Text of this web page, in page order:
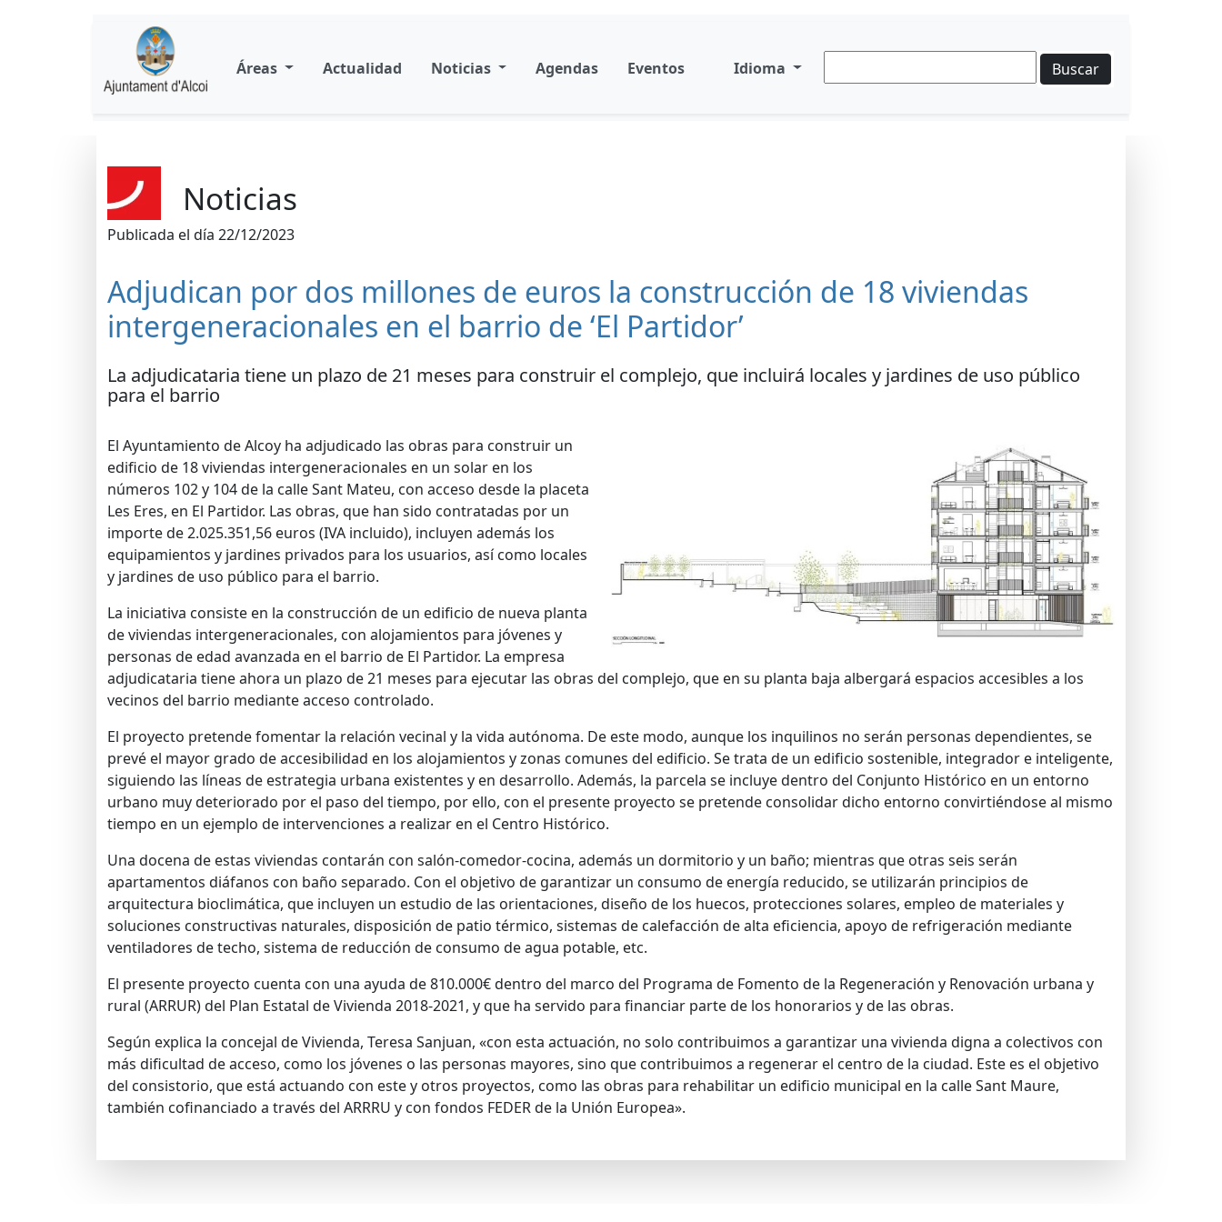
Áreas Actualidad Noticias Agendas Eventos Idioma Buscar
Noticias
Publicada el día 22/12/2023
Adjudican por dos millones de euros la construcción de 18 viviendas
intergeneracionales en el barrio de ‘El Partidor’
La adjudicataria tiene un plazo de 21 meses para construir el complejo, que incluirá locales y jardines de uso público
para el barrio
El Ayuntamiento de Alcoy ha adjudicado las obras para construir un
edificio de 18 viviendas intergeneracionales en un solar en los
números 102 y 104 de la calle Sant Mateu, con acceso desde la placeta
Les Eres, en El Partidor. Las obras, que han sido contratadas por un
importe de 2.025.351,56 euros (IVA incluido), incluyen además los
equipamientos y jardines privados para los usuarios, así como locales
y jardines de uso público para el barrio.
La iniciativa consiste en la construcción de un edificio de nueva planta
de viviendas intergeneracionales, con alojamientos para jóvenes y
personas de edad avanzada en el barrio de El Partidor. La empresa
adjudicataria tiene ahora un plazo de 21 meses para ejecutar las obras del complejo, que en su planta baja albergará espacios accesibles a los
vecinos del barrio mediante acceso controlado.
El proyecto pretende fomentar la relación vecinal y la vida autónoma. De este modo, aunque los inquilinos no serán personas dependientes, se
prevé el mayor grado de accesibilidad en los alojamientos y zonas comunes del edificio. Se trata de un edificio sostenible, integrador e inteligente,
siguiendo las líneas de estrategia urbana existentes y en desarrollo. Además, la parcela se incluye dentro del Conjunto Histórico en un entorno
urbano muy deteriorado por el paso del tiempo, por ello, con el presente proyecto se pretende consolidar dicho entorno convirtiéndose al mismo
tiempo en un ejemplo de intervenciones a realizar en el Centro Histórico.
Una docena de estas viviendas contarán con salón-comedor-cocina, además un dormitorio y un baño; mientras que otras seis serán
apartamentos diáfanos con baño separado. Con el objetivo de garantizar un consumo de energía reducido, se utilizarán principios de
arquitectura bioclimática, que incluyen un estudio de las orientaciones, diseño de los huecos, protecciones solares, empleo de materiales y
soluciones constructivas naturales, disposición de patio térmico, sistemas de calefacción de alta eficiencia, apoyo de refrigeración mediante
ventiladores de techo, sistema de reducción de consumo de agua potable, etc.
El presente proyecto cuenta con una ayuda de 810.000€ dentro del marco del Programa de Fomento de la Regeneración y Renovación urbana y
rural (ARRUR) del Plan Estatal de Vivienda 2018-2021, y que ha servido para financiar parte de los honorarios y de las obras.
Según explica la concejal de Vivienda, Teresa Sanjuan, «con esta actuación, no solo contribuimos a garantizar una vivienda digna a colectivos con
más dificultad de acceso, como los jóvenes o las personas mayores, sino que contribuimos a regenerar el centro de la ciudad. Este es el objetivo
del consistorio, que está actuando con este y otros proyectos, como las obras para rehabilitar un edificio municipal en la calle Sant Maure,
también cofinanciado a través del ARRRU y con fondos FEDER de la Unión Europea».